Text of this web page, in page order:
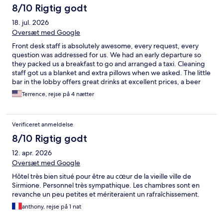
8/10 Rigtig godt
18. jul. 2026
Oversæt med Google
Front desk staff is absolutely awesome, every request, every
question was addressed for us. We had an early departure so
they packed us a breakfast to go and arranged a taxi. Cleaning
staff got us a blanket and extra pillows when we asked. The little
bar in the lobby offers great drinks at excellent prices, a beer
was only $3 euro!
Terrence, rejse på 4 nætter
Verificeret anmeldelse
8/10 Rigtig godt
12. apr. 2026
Oversæt med Google
Hôtel très bien situé pour être au cœur de la vieille ville de
Sirmione. Personnel très sympathique. Les chambres sont en
revanche un peu petites et mériteraient un rafraîchissement.
anthony, rejse på 1 nat